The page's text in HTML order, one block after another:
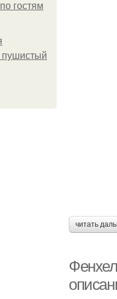
гостям
читать